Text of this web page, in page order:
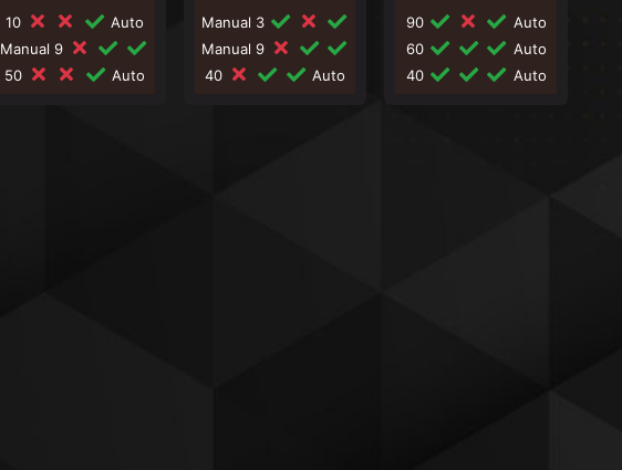
10
Auto
Manual 9
50
Auto
Manual 3
Manual 9
40
Auto
90
Auto
60
Auto
40
Auto